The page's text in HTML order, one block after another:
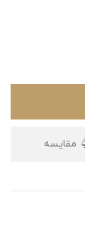
مقایسه